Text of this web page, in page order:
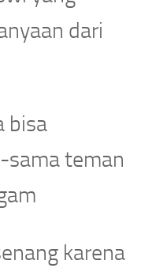
dari
bisa
sama teman
karena